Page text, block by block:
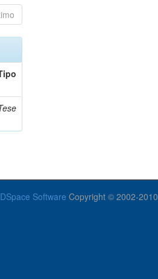
DSpace Software Copyright © 2002-2010